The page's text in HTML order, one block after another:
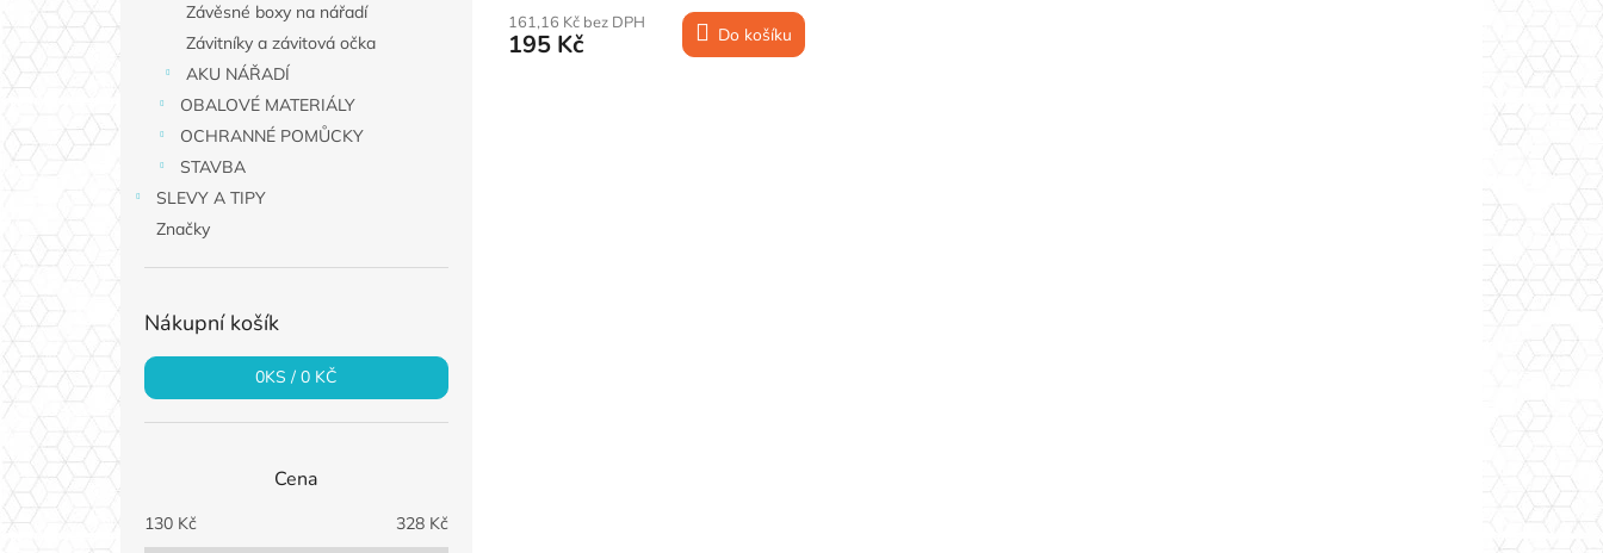
Závěsné boxy na nářadí
Závitníky a závitová očka
AKU NÁŘADÍ
OBALOVÉ MATERIÁLY
OCHRANNÉ POMŮCKY
STAVBA
SLEVY A TIPY
Značky
Nákupní košík
0KS /0 KČ
Cena
130Kč 328Kč
161,16 Kč bez DPH
195 Kč Do košíku